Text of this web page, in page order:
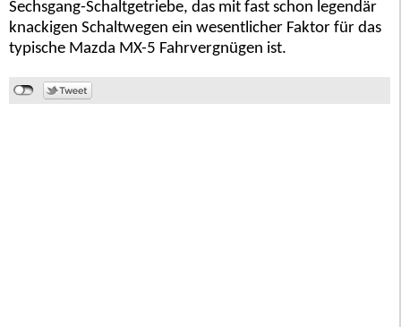
Sechsgang-Schaltgetriebe, das mit fast schon legendär
knackigen Schaltwegen ein wesentlicher Faktor für das
typische Mazda MX-5 Fahrvergnügen ist.